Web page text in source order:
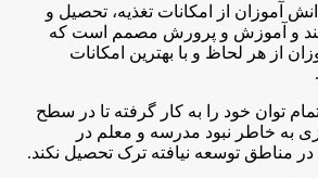
آموزان از امکانات تغذیه، تحصیل و
و آموزش و پرورش مصمم است که
از هر لحاظ و با بهترین امکانات
توان خود را به کار گرفته تا در سطح
به خاطر نبود مدرسه و معلم در
مناطق توسعه نیافته ترک تحصیل نکند.